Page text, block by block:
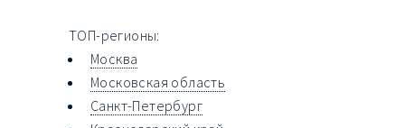
ТОП-регионы:
Москва
Московская область
Санкт-Петербург